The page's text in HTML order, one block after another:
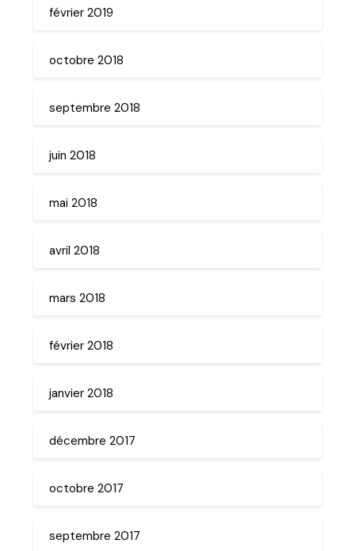
février 2019
octobre 2018
septembre 2018
juin 2018
mai 2018
avril 2018
mars 2018
février 2018
janvier 2018
décembre 2017
octobre 2017
septembre 2017